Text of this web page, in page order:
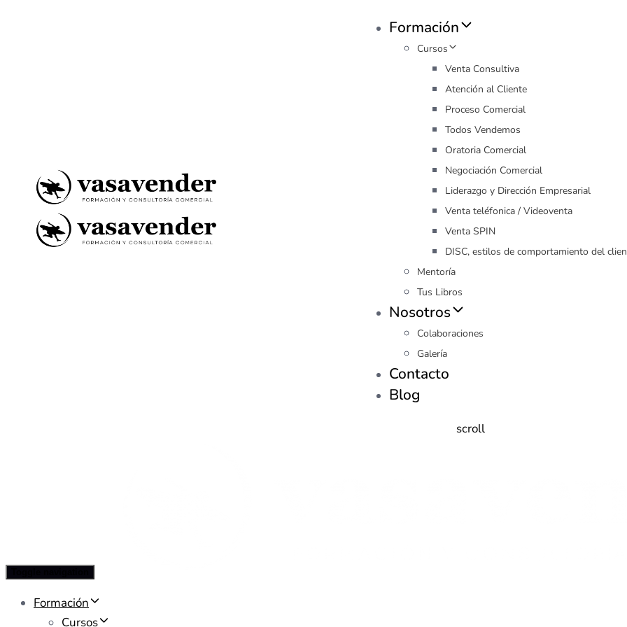
Formación
Cursos
Venta Consultiva
Atención al Cliente
Proceso Comercial
Todos Vendemos
Oratoria Comercial
Negociación Comercial
Liderazgo y Dirección Empresarial
Venta teléfonica / Videoventa
Venta SPIN
DISC, estilos de comportamiento del
Mentoría
Tus Libros
Nosotros
Colaboraciones
Galería
Contacto
Blog
scroll
Formación
Cursos